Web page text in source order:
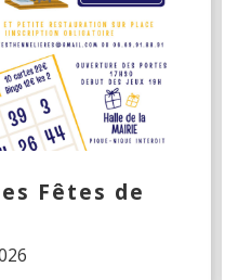
Fêtes de